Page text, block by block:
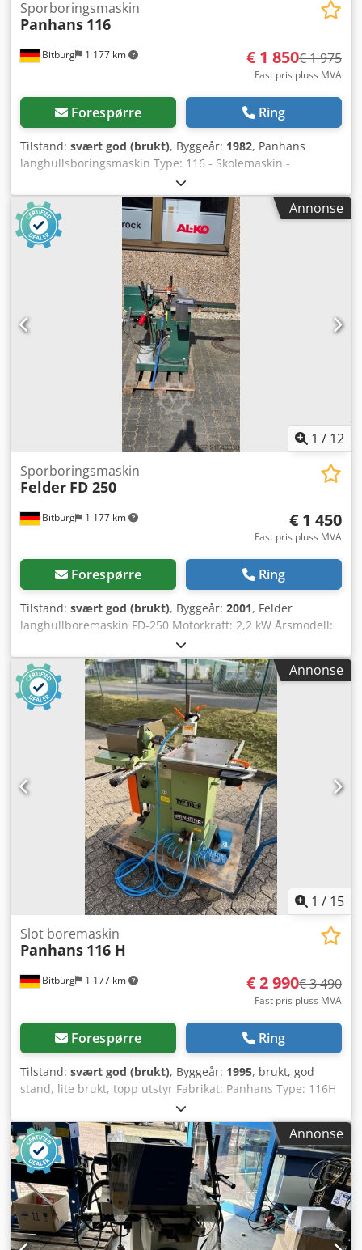
Bitburg 1 177 km
Sporboringsmaskin
Panhans 116
€ 1 850€ 1 975
Fast pris pluss MVA
Forespørre Ring
Tilstand: svært god (brukt), Byggeår: 1982, Panhans
langhullsboringsmaskin Type: 116 - Skolemaskin -
Tobetjent Dybelforboringsutstyr: deling 16, 22, 25, 32 mm
Boredybde: 145 mm Langhullslengde: 240 mm
Høydejustering: 135 mm Motoreffekt: 1,5 kW Turtall: 2800
o/min Nedholder: manuell Avsugstilkobling: 100 mm
Crsdpfxex Nrhro Af Def Maskinlengde: 1280 mm
Maskinbredde: 960 mm Vekt: 300 kg Plassering:
umiddelbart tilgjengelig fra lager, 54634 Bitburg
Annonse
1 / 12
Bitburg 1 177 km
Sporboringsmaskin
Felder FD 250
€ 1 450
Fast pris pluss MVA
Forespørre Ring
Tilstand: svært god (brukt), Byggeår: 2001, Felder
langhullboremaskin FD-250 Motorkraft: 2,2 kW Årsmodell:
2001 Høydejustering via håndhjul Spakbetjening Cjdsyvv
Ngepfx Af Dsrf 2 manuelle spennere Flere langhullsfreser
Lokasjon: fra lager 54634 Bitburg - umiddelbart tilgjengelig
-
Annonse
1 / 15
Bitburg 1 177 km
Slot boremaskin
Panhans 116 H
€ 2 990€ 3 490
Fast pris pluss MVA
Forespørre Ring
Tilstand: svært god (brukt), Byggeår: 1995, brukt, god
stand, lite brukt, topp utstyr Fabrikat: Panhans Type: 116H
Årsmodell: 1995 Maskinnr.: 640 GS-trestøvtestet 2-spaks
betjening Borchuck 20 mm Cjdpfx Afjxgu Uae Derf
Dybelforboringsenhet med 4 raster Gjeranslag 45°
trinnløst svingbar Flyttbar Emnespennere pneumatisk 2
stk. Pneumatisk høydejustering med fotpedal
Avsugstilkobling D 100 mm Plassbehov ca. 950 mm x 1000
mm x 1300 mm Vekt ca. 200 kg Lagersted: 54634 Bitburg,
fritt lastet, uinnpakket Overleveres i besiktiget tilstand
Uten garanti og reklamasjon
Annonse